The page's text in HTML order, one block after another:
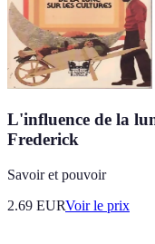
L'influence de la
Frederick
Savoir et pouvoir
2.69 EURVoir le prix